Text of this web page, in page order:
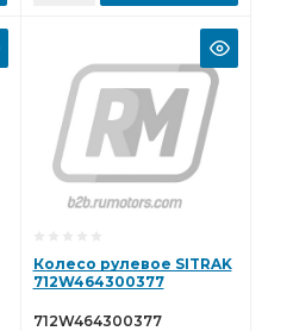
Колесо рулевое SITRAK
712W464300377
712W464300377